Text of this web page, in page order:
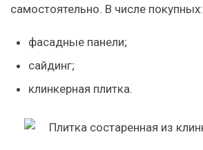
самостоятельно. В числе покупных:
фасадные панели;
сайдинг;
клинкерная плитка.